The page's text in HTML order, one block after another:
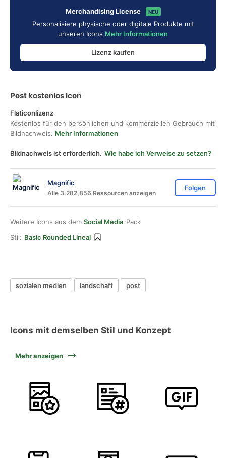
Merchandising License NEU
Personalisiere physische oder digitale Produkte mit
unseren Icons Mehr Informationen
Lizenz kaufen
Post kostenlos Icon
Flaticonlizenz
Kostenlos für den persönlichen und kommerziellen Gebrauch mit
Bildnachweis. Mehr Informationen
Bildnachweis ist erforderlich. Wie habe ich Verweise zu setzen?
Magnific
Alle 3,282,856 Ressourcen anzeigen
Folgen
Weitere Icons aus dem Social Media-Pack
Stil: Basic Rounded Lineal
sozialen medien landschaft post
Icons mit demselben Stil und Konzept
Mehr anzeigen